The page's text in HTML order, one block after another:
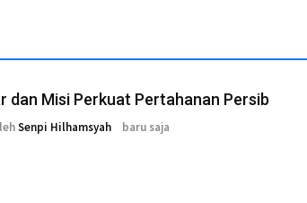
dan Misi Perkuat Pertahanan Persib
Senpi Hilhamsyah baru saja